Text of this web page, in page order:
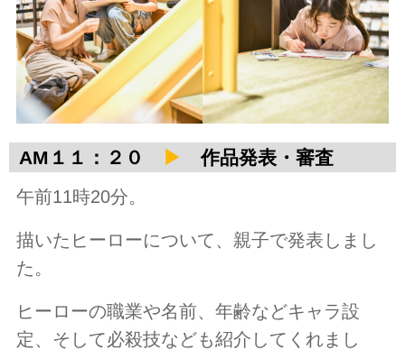
AM１１：２０ ▶ 作品発表・審査
午前11時20分。
描いたヒーローについて、親子で発表しまし
た。
ヒーローの職業や名前、年齢などキャラ設
定、そして必殺技なども紹介してくれまし